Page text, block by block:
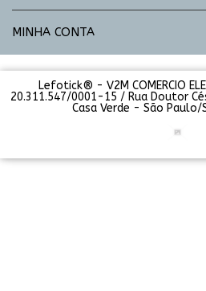
MINHA CONTA
Lefotick® - V2M COMERCIO
20.311.547/0001-15 / Rua Doutor
Casa Verde - São